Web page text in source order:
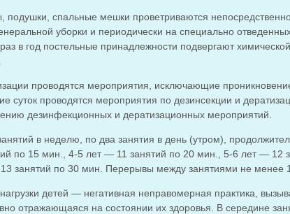
спальные мешки проветриваются
уборки и периодически на специально
в год постельные принадлежности подвергают
проводятся мероприятия, исключающие
суток проводятся мероприятия по дезинсекции и
дезинфекционных и дератизационных мероприятий.
в неделю, по два занятия в день (утром),
по 15 мин., 4-5 лет — 11 занятий по 20 мин., 5-6 лет — 12
занятий по 30 мин. Перерывы между занятиями не менее
детей — негативная неправомерная практика,
отражающаяся на состоянии их здоровья. В середине